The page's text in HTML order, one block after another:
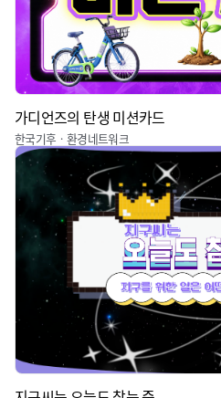
가디언즈의 탄생 미션카드
한국기후ㆍ환경네트워크